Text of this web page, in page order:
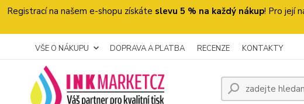
Registrací na našem e-shopu získáte slevu 5 % na každý nákup! Pro její
VŠE O NÁKUPU DOPRAVA A PLATBA RECENZE KONTAKTY